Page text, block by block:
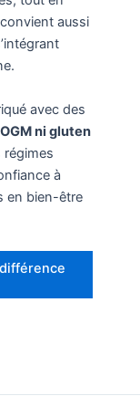
aussi
avec des
ni gluten
régimes
à
en bien-être